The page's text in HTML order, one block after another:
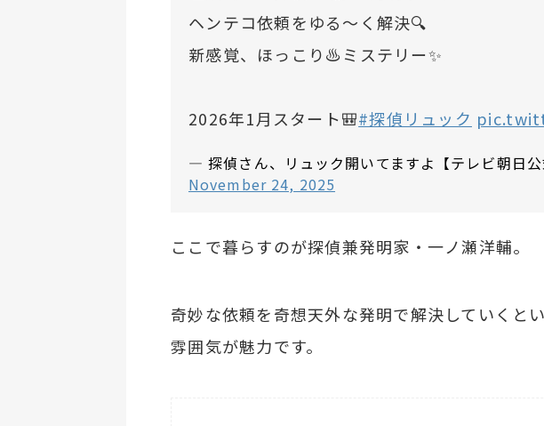
ヘンテコ依頼をゆる〜く解決🔍
新感覚、ほっこり♨️ミステリー✨
2026年1月スタート🎒#探偵リュック
— 探偵さん、リュック開いてますよ【テレビ朝日
November 24, 2025
ここで暮らすのが探偵兼発明家・一ノ瀬洋輔。
奇妙な依頼を奇想天外な発明で解決していくと
雰囲気が魅力です。